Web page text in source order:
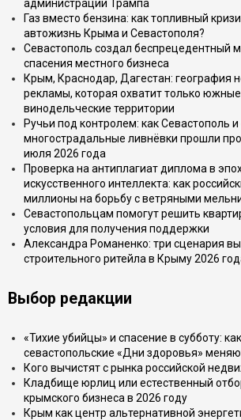
администрации Трампа
Газ вместо бензина: как топливный
автожизнь Крыма и Севастополя?
Севастополь создал беспрецедентный
спасения местного бизнеса
Крым, Краснодар, Дагестан: география
рекламы, которая охватит только южные
винодельческие территории
Ручьи под контролем: как Севастополь и
многострадальные ливнёвки прошли
июля 2026 года
Проверка на антиплагиат диплома в
искусственного интеллекта: как
миллионы на борьбу с ветряными
Севастопольцам помогут решить
условия для получения поддержки
Александра Романенко: три сценария
строительного ритейла в Крыму 2026
Выбор редакции
«Тихие убийцы» и спасение в субботу: как
севастопольские «Дни здоровья»
Кого вычистят с рынка российской
Кладбище юрлиц или естественный
крымского бизнеса в 2026 году
Крым как центр альтернативной